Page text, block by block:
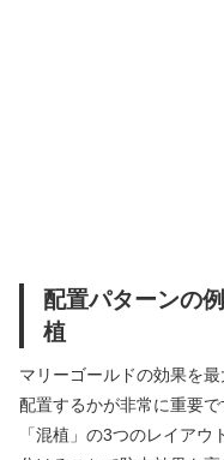
配置パターンの
植
マリーゴールドの効果を
配置するかが非常に重要で
「混植」の3つのレイア